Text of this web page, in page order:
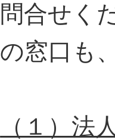
問合せく
の窓口も
（１）法